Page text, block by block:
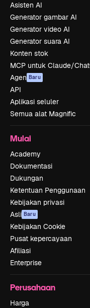
Asisten AI
Generator gambar AI
Generator video AI
Generator suara AI
Konten stok
MCP untuk Claude/
Agen Baru
API
Aplikasi seluler
Semua alat Magnific
Mulai
Academy
Dokumentasi
Dukungan
Ketentuan Penggunaan
Kebijakan privasi
Asli Baru
Kebijakan Cookie
Pusat kepercayaan
Afiliasi
Enterprise
Perusahaan
Harga